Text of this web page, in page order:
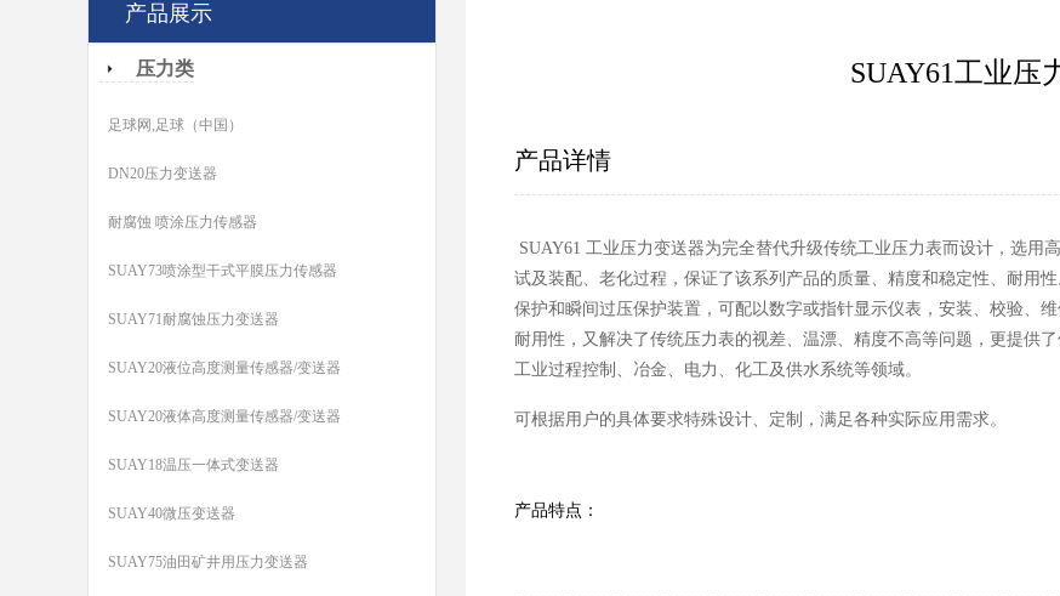
SUAY61工业压
产品详情
SUAY61 工业压力变送器为完全替代升级传统工业压力表而设计，选用
试及装配、老化过程，保证了该系列产品的质量、精度和稳定性、耐用
保护和瞬间过压保护装置，可配以数字或指针显示仪表，安装、校验、
耐用性，又解决了传统压力表的视差、温漂、精度不高等问题，更提供
工业过程控制、冶金、电力、化工及供水系统等领域。
可根据用户的具体要求特殊设计、定制，满足各种实际应用需求。
产品特点：
产品展示
压力类
足球网,足球（中国）
DN20压力变送器
耐腐蚀 喷涂压力传感器
SUAY73喷涂型干式平膜压力传感器
SUAY71耐腐蚀压力变送器
SUAY20液位高度测量传感器/变送器
SUAY20液体高度测量传感器/变送器
SUAY18温压一体式变送器
SUAY40微压变送器
SUAY75油田矿井用压力变送器